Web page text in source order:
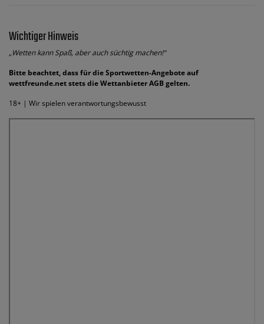
Wichtiger Hinweis
„Wetten kann Spaß, aber auch süchtig machen!“
Bitte beachtet, dass für die Sportwetten-Angebote auf
wettfreunde.net stets die Wettanbieter AGB gelten.
18+ | Wir spielen verantwortungsbewusst